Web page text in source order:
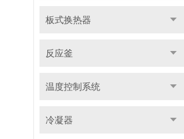
板式换热器
反应釜
温度控制系统
冷凝器